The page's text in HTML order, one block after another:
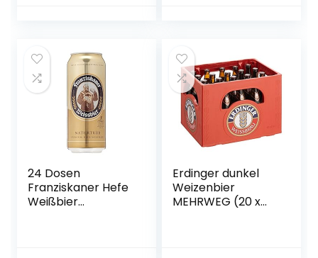
Einweg) (1 x 0,5 l)
24 Dosen
Franziskaner Hefe
Weißbier
Erdinger dunkel
Weizenbier
MEHRWEG (20 x